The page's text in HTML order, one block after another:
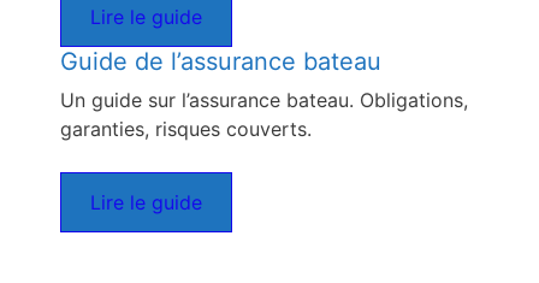
Lire le guide
Guide de l’assurance bateau
Un guide sur l’assurance bateau. Obligations,
garanties, risques couverts.
Lire le guide